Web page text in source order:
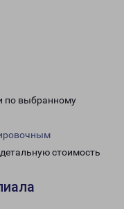
по выбранному
стоимость